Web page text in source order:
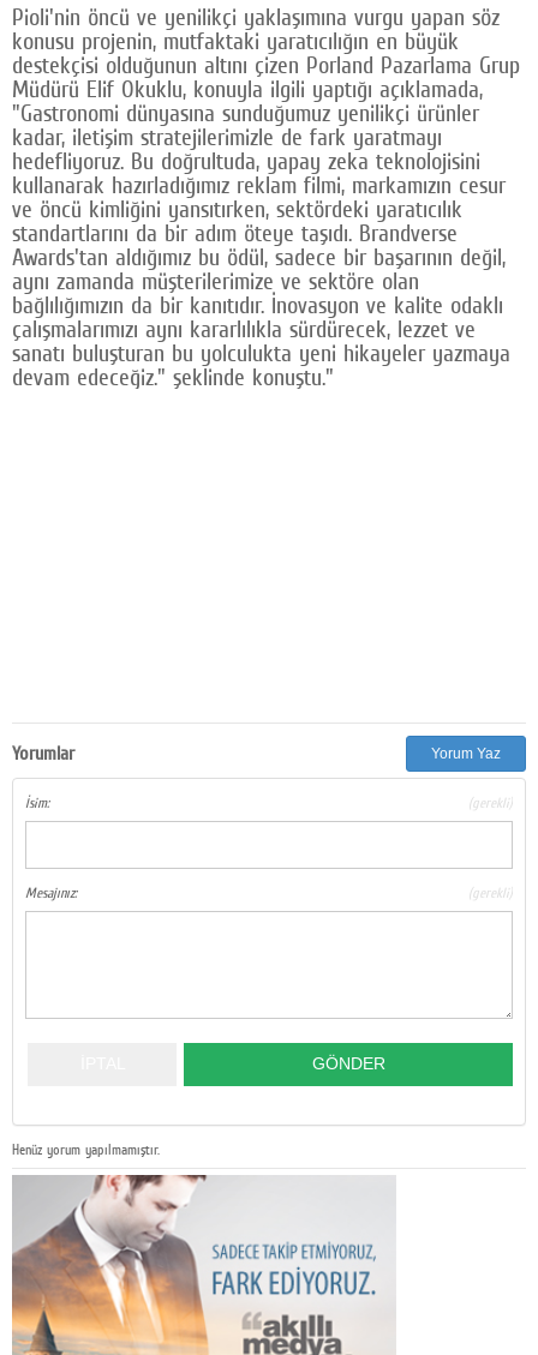
Pioli'nin öncü ve yenilikçi yaklaşımına vurgu yapan söz
konusu projenin, mutfaktaki yaratıcılığın en büyük
destekçisi olduğunun altını çizen Porland Pazarlama Grup
Müdürü Elif Okuklu, konuyla ilgili yaptığı açıklamada,
"Gastronomi dünyasına sunduğumuz yenilikçi ürünler
kadar, iletişim stratejilerimizle de fark yaratmayı
hedefliyoruz. Bu doğrultuda, yapay zeka teknolojisini
kullanarak hazırladığımız reklam filmi, markamızın cesur
ve öncü kimliğini yansıtırken, sektördeki yaratıcılık
standartlarını da bir adım öteye taşıdı. Brandverse
Awards'tan aldığımız bu ödül, sadece bir başarının değil,
aynı zamanda müşterilerimize ve sektöre olan
bağlılığımızın da bir kanıtıdır. İnovasyon ve kalite odaklı
çalışmalarımızı aynı kararlılıkla sürdürecek, lezzet ve
sanatı buluşturan bu yolculukta yeni hikayeler yazmaya
devam edeceğiz." şeklinde konuştu."
Yorumlar Yorum Yaz
İsim: (gerekli)
Mesajınız: (gerekli)
Henüz yorum yapılmamıştır.